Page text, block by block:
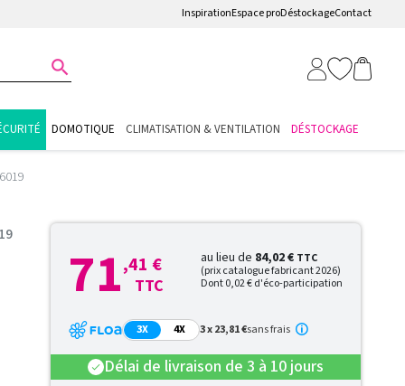
InspirationEspace proDéstockageContact

DOMOTIQUE CLIMATISATION & VENTILATION DÉSTOCKAGE
71,41 €
TTC
au lieu de 84,02 € TTC
(prix catalogue fabricant 2026)
Dont 0,02 € d'éco-participation
3X 4X 3 x 23,81 €sans frais
check Délai de livraison de 3 à 10 jours